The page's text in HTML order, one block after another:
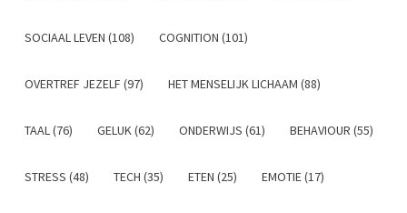
SOCIAAL LEVEN (108) COGNITION (101)
OVERTREF JEZELF (97) HET MENSELIJK LICHAAM (88)
TAAL (76) GELUK (62) ONDERWIJS (61) BEHAVIOUR (55)
STRESS (48) TECH (35) ETEN (25) EMOTIE (17)